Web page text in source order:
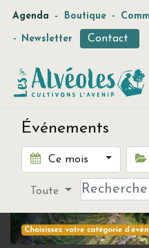
Agenda - Boutique -
- Newsletter Contact
Événements
Ce mois
Toute